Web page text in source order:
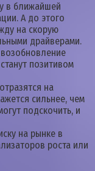
в ближайшей
А до этого
на скорую
драйверами.
позитивом
на
сильнее, чем
подскочить, и
на рынке в
роста или